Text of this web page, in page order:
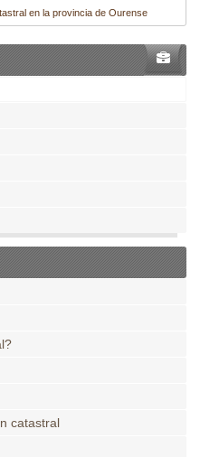
en la provincia de Ourense
catastral